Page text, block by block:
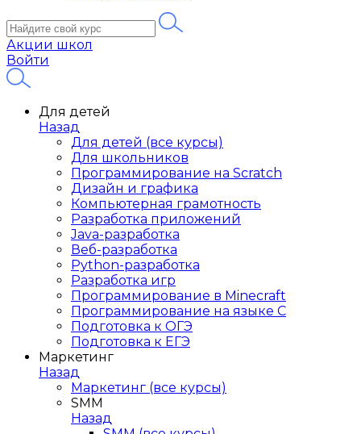
Акции школ
Войти
Для детей
Назад
Для детей (все курсы)
Для школьников
Программирование на Scratch
Дизайн и графика
Компьютерная грамотность
Разработка приложений
Java-разработка
Веб-разработка
Python-разработка
Разработка игр
Программирование в Minecraft
Программирование на языке C
Подготовка к ОГЭ
Подготовка к ЕГЭ
Маркетинг
Назад
Маркетинг (все курсы)
SMM
Назад